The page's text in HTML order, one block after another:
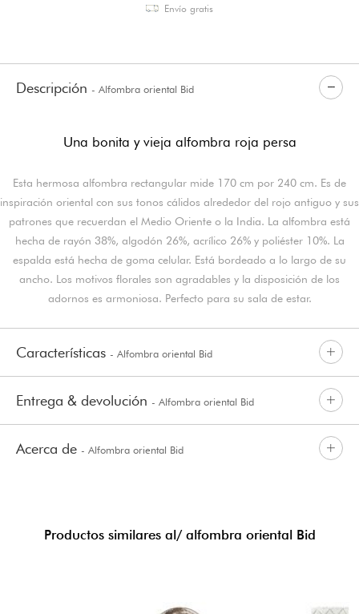
Envío gratis
Descripción - Alfombra oriental Bid
Una bonita y vieja alfombra roja persa
Esta hermosa alfombra rectangular mide 170 cm por 240 cm. Es de
inspiración oriental con sus tonos cálidos alrededor del rojo antiguo y sus
patrones que recuerdan el Medio Oriente o la India. La alfombra está
hecha de rayón 38%, algodón 26%, acrílico 26% y poliéster 10%. La
espalda está hecha de goma celular. Está bordeado a lo largo de su
ancho. Los motivos florales son agradables y la disposición de los
adornos es armoniosa. Perfecto para su sala de estar.
Características - Alfombra oriental Bid
Entrega & devolución - Alfombra oriental Bid
Acerca de - Alfombra oriental Bid
Productos similares al/ alfombra oriental Bid